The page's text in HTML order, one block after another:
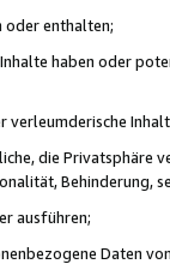
oder enthalten;
haben oder
verleumderische
die Privatsphäre
Behinderung,
ausführen;
Daten